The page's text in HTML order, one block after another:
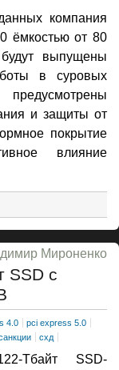
компания
ёмкостью от 80
выпущены
в суровых
и защиты от
покрытие
влияние
Мироненко
SSD с
4.0
pci express 5.0
схд
Тбайт SSD-